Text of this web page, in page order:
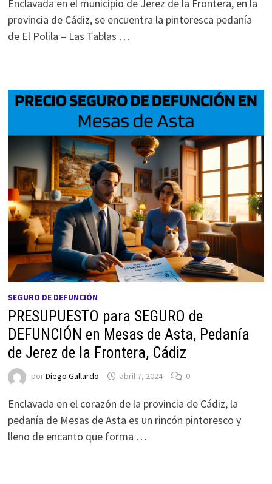
Enclavada en el municipio de Jerez de la Frontera, en la
provincia de Cádiz, se encuentra la pintoresca pedanía
de El Polila – Las Tablas …
SEGURO DE DEFUNCIÓN
PRESUPUESTO para SEGURO de
DEFUNCIÓN en Mesas de Asta, Pedanía
de Jerez de la Frontera, Cádiz
porDiego Gallardo abril 7, 2024 0
Enclavada en el corazón de la provincia de Cádiz, la
pedanía de Mesas de Asta es un rincón pintoresco y
lleno de encanto que forma …